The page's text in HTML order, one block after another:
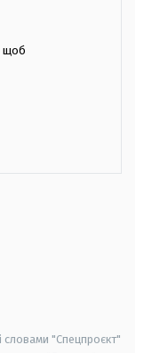
щоб
словами "Спецпроєкт"